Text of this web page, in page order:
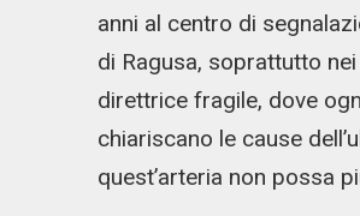
anni al centro di
di Ragusa, soprattutto
direttrice fragile, dove
chiariscano le cause
quest’arteria non possa